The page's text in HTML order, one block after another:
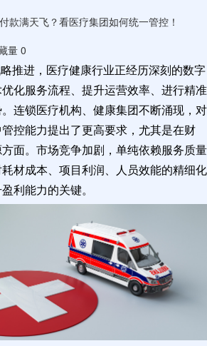
款满天飞？看医疗集团如何统一管控！
量 0
略推进，医疗健康行业正经历深刻的数字
化服务流程、提升运营效率、进行精准
连锁医疗机构、健康集团不断涌现，对
控能力提出了更高要求，尤其是在财
面。市场竞争加剧，单纯依赖服务质量
材成本、项目利润、人员效能的精细化
利能力的关键。